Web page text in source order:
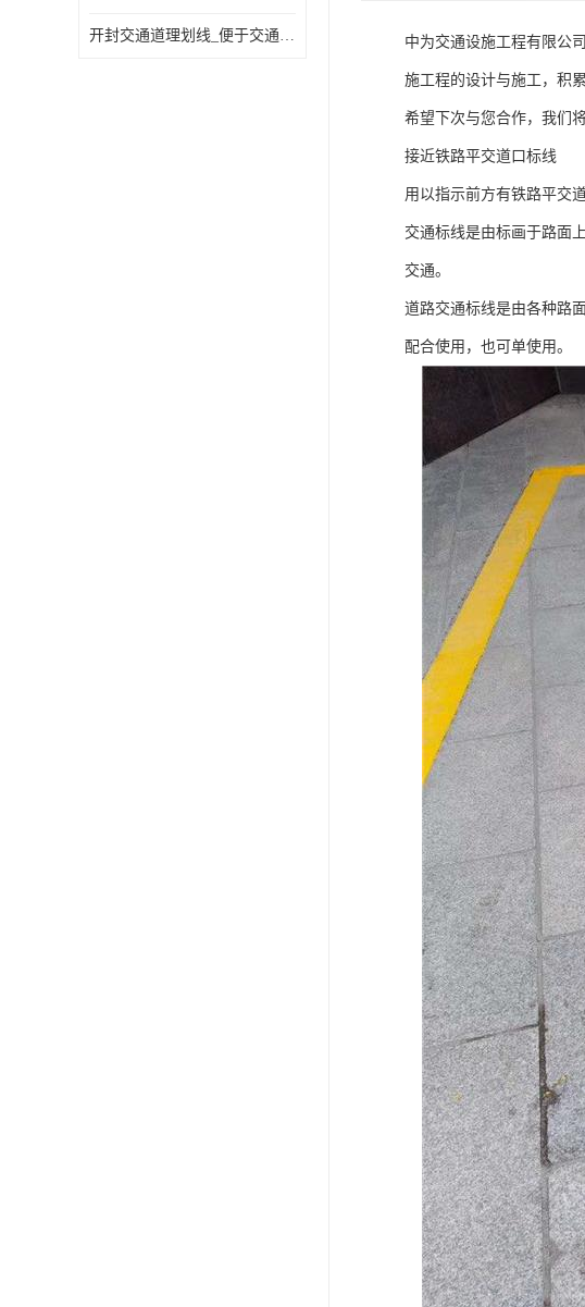
开封交通道理划线_便于交通管理 中为交通设施工程有限公
施工程的设计与施工，积
希望下次与您合作，我们
接近铁路平交道口标线
用以指示前方有铁路平交
交通标线是由标画于路面
交通。
道路交通标线是由各种路
配合使用，也可单使用。